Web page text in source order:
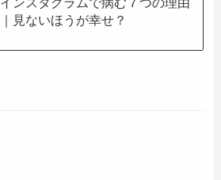
｜見ないほうが幸せ？